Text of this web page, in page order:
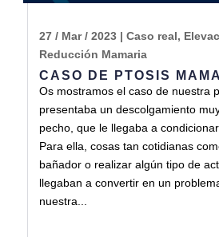
CASO DE PTOSIS
27 / Mar / 2023| Caso real,
Reducción Mamaria
Os mostramos el caso de nuestra
presentaba un descolgamiento
pecho, que le llegaba a
Para ella, cosas tan cotidianas
bañador o realizar algún tipo de
llegaban a convertir en un
nuestra...